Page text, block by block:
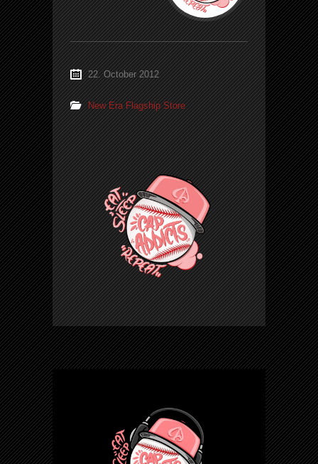
22. October 2012
New Era Flagship Store